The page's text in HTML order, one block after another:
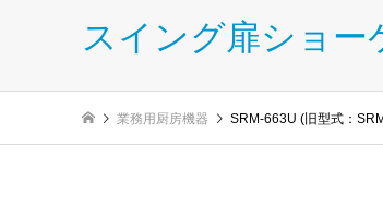
スイング扉ショー
業務用厨房機器 SRM-663U (旧型式：